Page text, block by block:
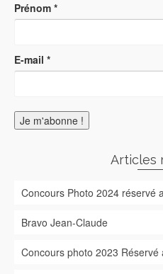
Prénom *
E-mail *
Articles
Concours Photo 2024 réservé
Bravo Jean-Claude
Concours photo 2023 Réservé